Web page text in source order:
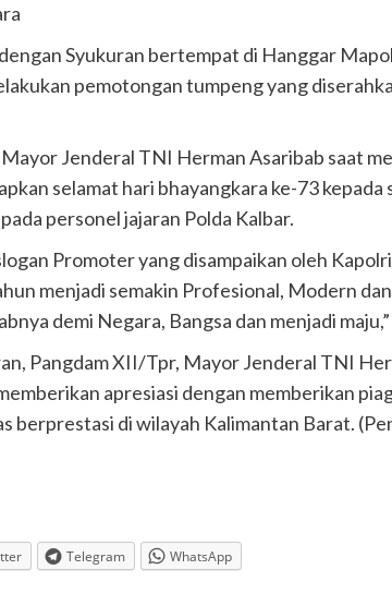
Syukuran bertempat di Hanggar
pemotongan tumpeng yang
Jenderal TNI Herman Asaribab saat
selamat hari bhayangkara ke-73
personel jajaran Polda Kalbar.
Promoter yang disampaikan oleh
menjadi semakin Profesional, Modern
demi Negara, Bangsa dan menjadi
Pangdam XII/Tpr, Mayor Jenderal TNI
apresiasi dengan memberikan
berprestasi di wilayah Kalimantan Barat.
Telegram WhatsApp